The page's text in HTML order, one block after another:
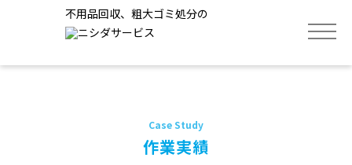
不用品回収、粗大ゴミ処分の
作業実績